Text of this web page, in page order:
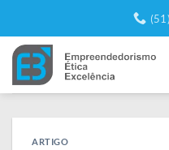
content
ARTIGO